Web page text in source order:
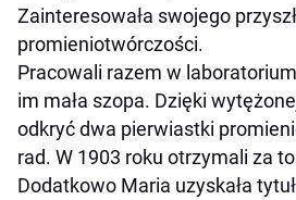
Zainteresowała swojego
promieniotwórczości.
Pracowali razem w
im mała szopa. Dzięki
odkryć dwa pierwiastki
rad. W 1903 roku otrzymali za
Dodatkowo Maria uzyskała